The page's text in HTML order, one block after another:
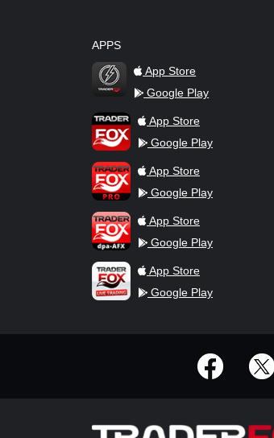
APPS
TraderFox Flash
App Store
Google Play
TraderFox AppApp Store
Google Play
TraderFox ProApp Store
Google Play
TraderFox dpa-AFX ProFeed
App Store
Google Play
TraderFox Live Trading
App Store
Google Play
offizielle Social Media-Accounts